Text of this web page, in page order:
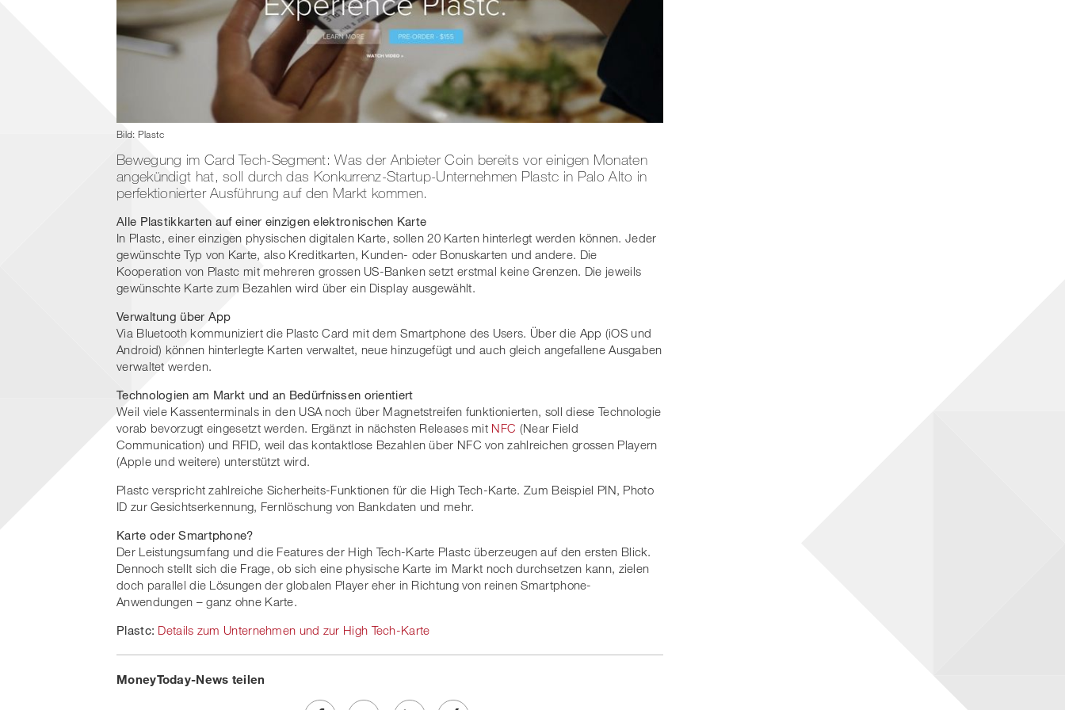
Bild: Plastc
Bewegung im Card Tech-Segment: Was der Anbieter Coin bereits vor einigen Monaten
angekündigt hat, soll durch das Konkurrenz-Startup-Unternehmen Plastc in Palo Alto in
perfektionierter Ausführung auf den Markt kommen.
Alle Plastikkarten auf einer einzigen elektronischen Karte
In Plastc, einer einzigen physischen digitalen Karte, sollen 20 Karten hinterlegt werden können. Jeder
gewünschte Typ von Karte, also Kreditkarten, Kunden- oder Bonuskarten und andere. Die
Kooperation von Plastc mit mehreren grossen US-Banken setzt erstmal keine Grenzen. Die jeweils
gewünschte Karte zum Bezahlen wird über ein Display ausgewählt.
Verwaltung über App
Via Bluetooth kommuniziert die Plastc Card mit dem Smartphone des Users. Über die App (iOS und
Android) können hinterlegte Karten verwaltet, neue hinzugefügt und auch gleich angefallene Ausgaben
verwaltet werden.
Technologien am Markt und an Bedürfnissen orientiert
Weil viele Kassenterminals in den USA noch über Magnetstreifen funktionierten, soll diese Technologie
vorab bevorzugt eingesetzt werden. Ergänzt in nächsten Releases mit NFC (Near Field
Communication) und RFID, weil das kontaktlose Bezahlen über NFC von zahlreichen grossen Playern
(Apple und weitere) unterstützt wird.
Plastc verspricht zahlreiche Sicherheits-Funktionen für die High Tech-Karte. Zum Beispiel PIN, Photo
ID zur Gesichtserkennung, Fernlöschung von Bankdaten und mehr.
Karte oder Smartphone?
Der Leistungsumfang und die Features der High Tech-Karte Plastc überzeugen auf den ersten Blick.
Dennoch stellt sich die Frage, ob sich eine physische Karte im Markt noch durchsetzen kann, zielen
doch parallel die Lösungen der globalen Player eher in Richtung von reinen Smartphone-
Anwendungen – ganz ohne Karte.
Plastc: Details zum Unternehmen und zur High Tech-Karte
MoneyToday-News teilen